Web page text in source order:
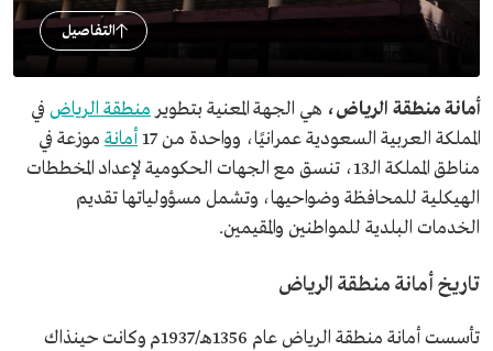
التفاصيل
أمانة منطقة الرياض، هي الجهة المعنية بتطوير منطقة الرياض في
المملكة العربية السعودية عمرانيًا، وواحدة من 17
أمانة موزعة في
مناطق المملكة الـ13، تنسق مع الجهات الحكومية لإعداد المخططات
الهيكلية للمحافظة وضواحيها، وتشمل مسؤولياتها تقديم
الخدمات البلدية للمواطنين والمقيمين.
تاريخ أمانة منطقة الرياض
تأسست أمانة منطقة الرياض عام 1356هـ/1937م وكانت حينذاك